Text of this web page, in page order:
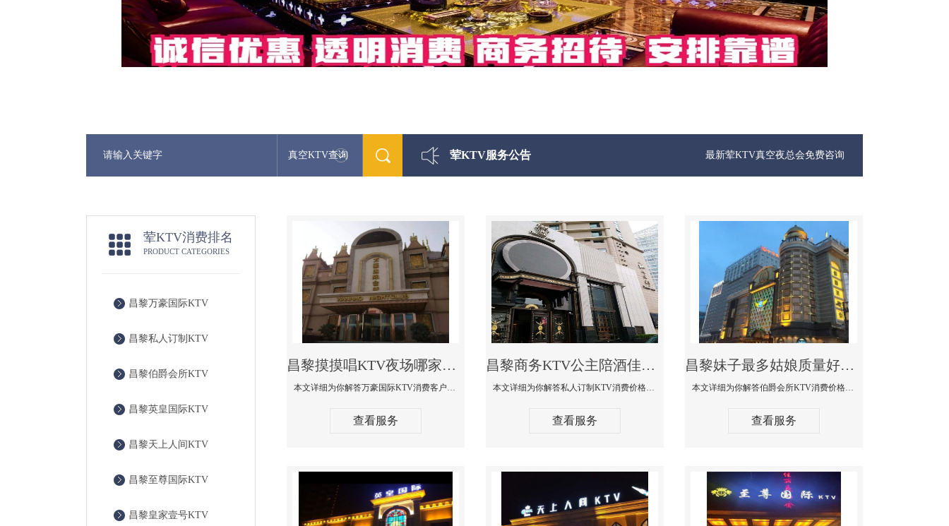
真空KTV查询 荤KTV服务公告 最新荤KTV真空夜总会免费咨询1312 0333301微信同步！
荤KTV消费排名
PRODUCT CATEGORIES
昌黎万豪国际KTV
昌黎私人订制KTV
昌黎伯爵会所KTV
昌黎英皇国际KTV
昌黎天上人间KTV
昌黎至尊国际KTV
昌黎皇家壹号KTV
昌黎摸摸唱KTV夜场哪家好玩开放-万豪国际KTV消费客户点评
本文详细为你解答万豪国际KTV消费客户点评，更多关于摸摸唱KTV夜场哪家好玩开放咨询1312 0333301微信同步！
查看服务
昌黎商务KTV公主陪酒佳丽漂亮哪家多-私人订制KTV消费价格口碑点评
本文详细为你解答私人订制KTV消费价格口碑点评，更多关于商务KTV公主陪酒佳丽漂亮哪家多免费咨询1312 0333301微信同步！
查看服务
昌黎妹子最多姑娘质量好的真空夜总会KTV-伯爵会所KTV消费点评
本文详细为你解答伯爵会所KTV消费价格点评，更多关于妹子最多姑娘质量好的真空夜总会KTV免费咨询1312 0333301微信同步！
查看服务